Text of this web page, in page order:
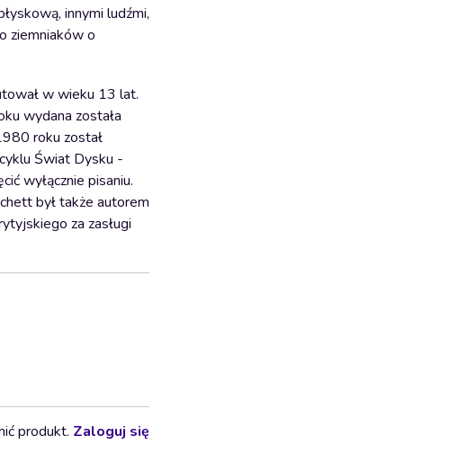
innymi ludźmi,
ziemniaków o
w wieku 13 lat.
wydana została
roku został
Świat Dysku -
wyłącznie pisaniu.
był także autorem
za zasługi
produkt. Zaloguj się